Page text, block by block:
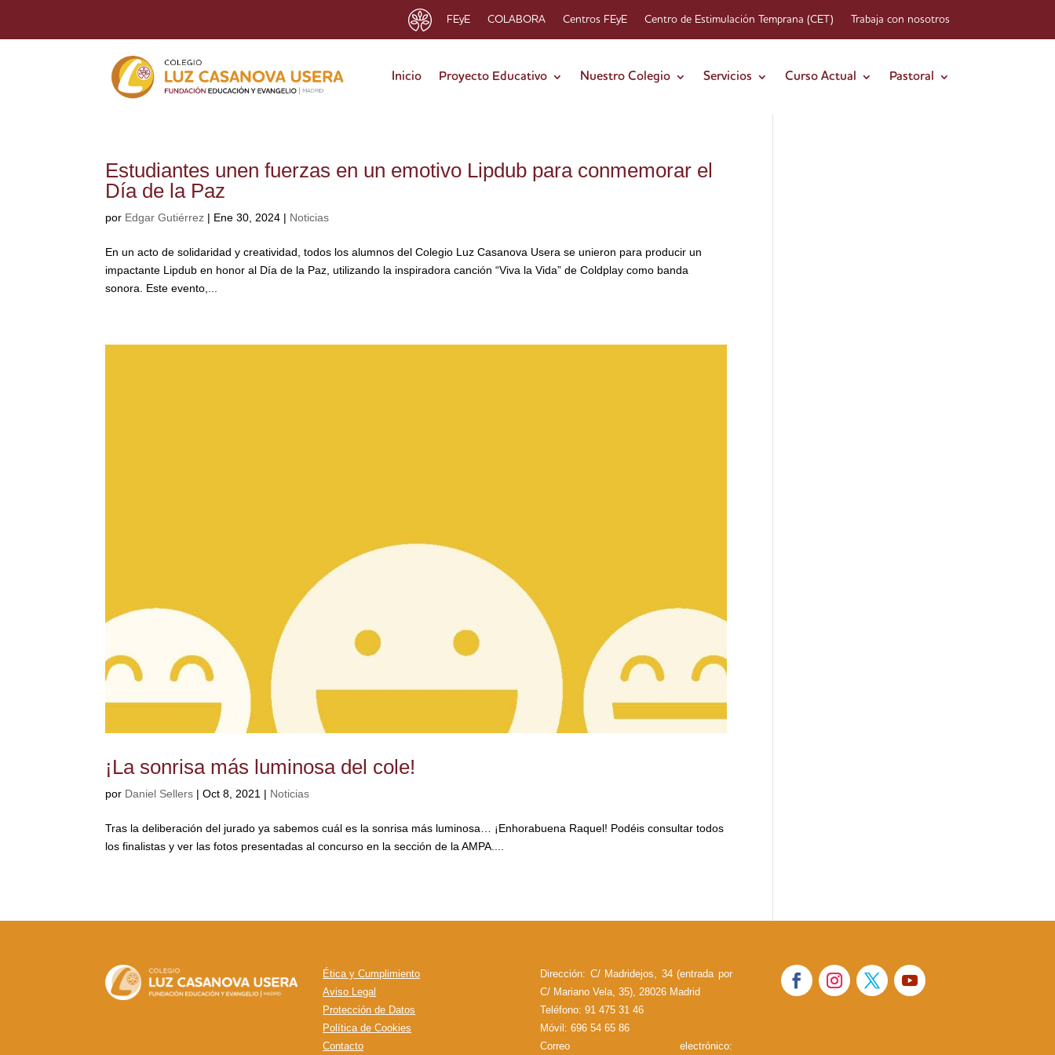
FEyE COLABORA Centros FEyE Centro de Estimulación Temprana (CET) Trabaja con nosotros
Inicio Proyecto Educativo Nuestro Colegio Servicios Curso Actual Pastoral
Estudiantes unen fuerzas en un emotivo Lipdub para conmemorar el
Día de la Paz
por Edgar Gutiérrez | Ene 30, 2024 | Noticias
En un acto de solidaridad y creatividad, todos los alumnos del Colegio Luz Casanova Usera se unieron para producir un
impactante Lipdub en honor al Día de la Paz, utilizando la inspiradora canción “Viva la Vida” de Coldplay como banda
sonora. Este evento,...
¡La sonrisa más luminosa del cole!
por Daniel Sellers |Oct 8, 2021 | Noticias
Tras la deliberación del jurado ya sabemos cuál es la sonrisa más luminosa… ¡Enhorabuena Raquel! Podéis consultar todos
los finalistas y ver las fotos presentadas al concurso en la sección de la AMPA....
Ética y Cumplimiento
Aviso Legal
Protección de Datos
Política de Cookies
Contacto
Dirección: C/ Madridejos, 34 (entrada por
C/ Mariano Vela, 35), 28026 Madrid
Teléfono: 91 475 31 46
Móvil: 696 54 65 86
Correo electrónico: